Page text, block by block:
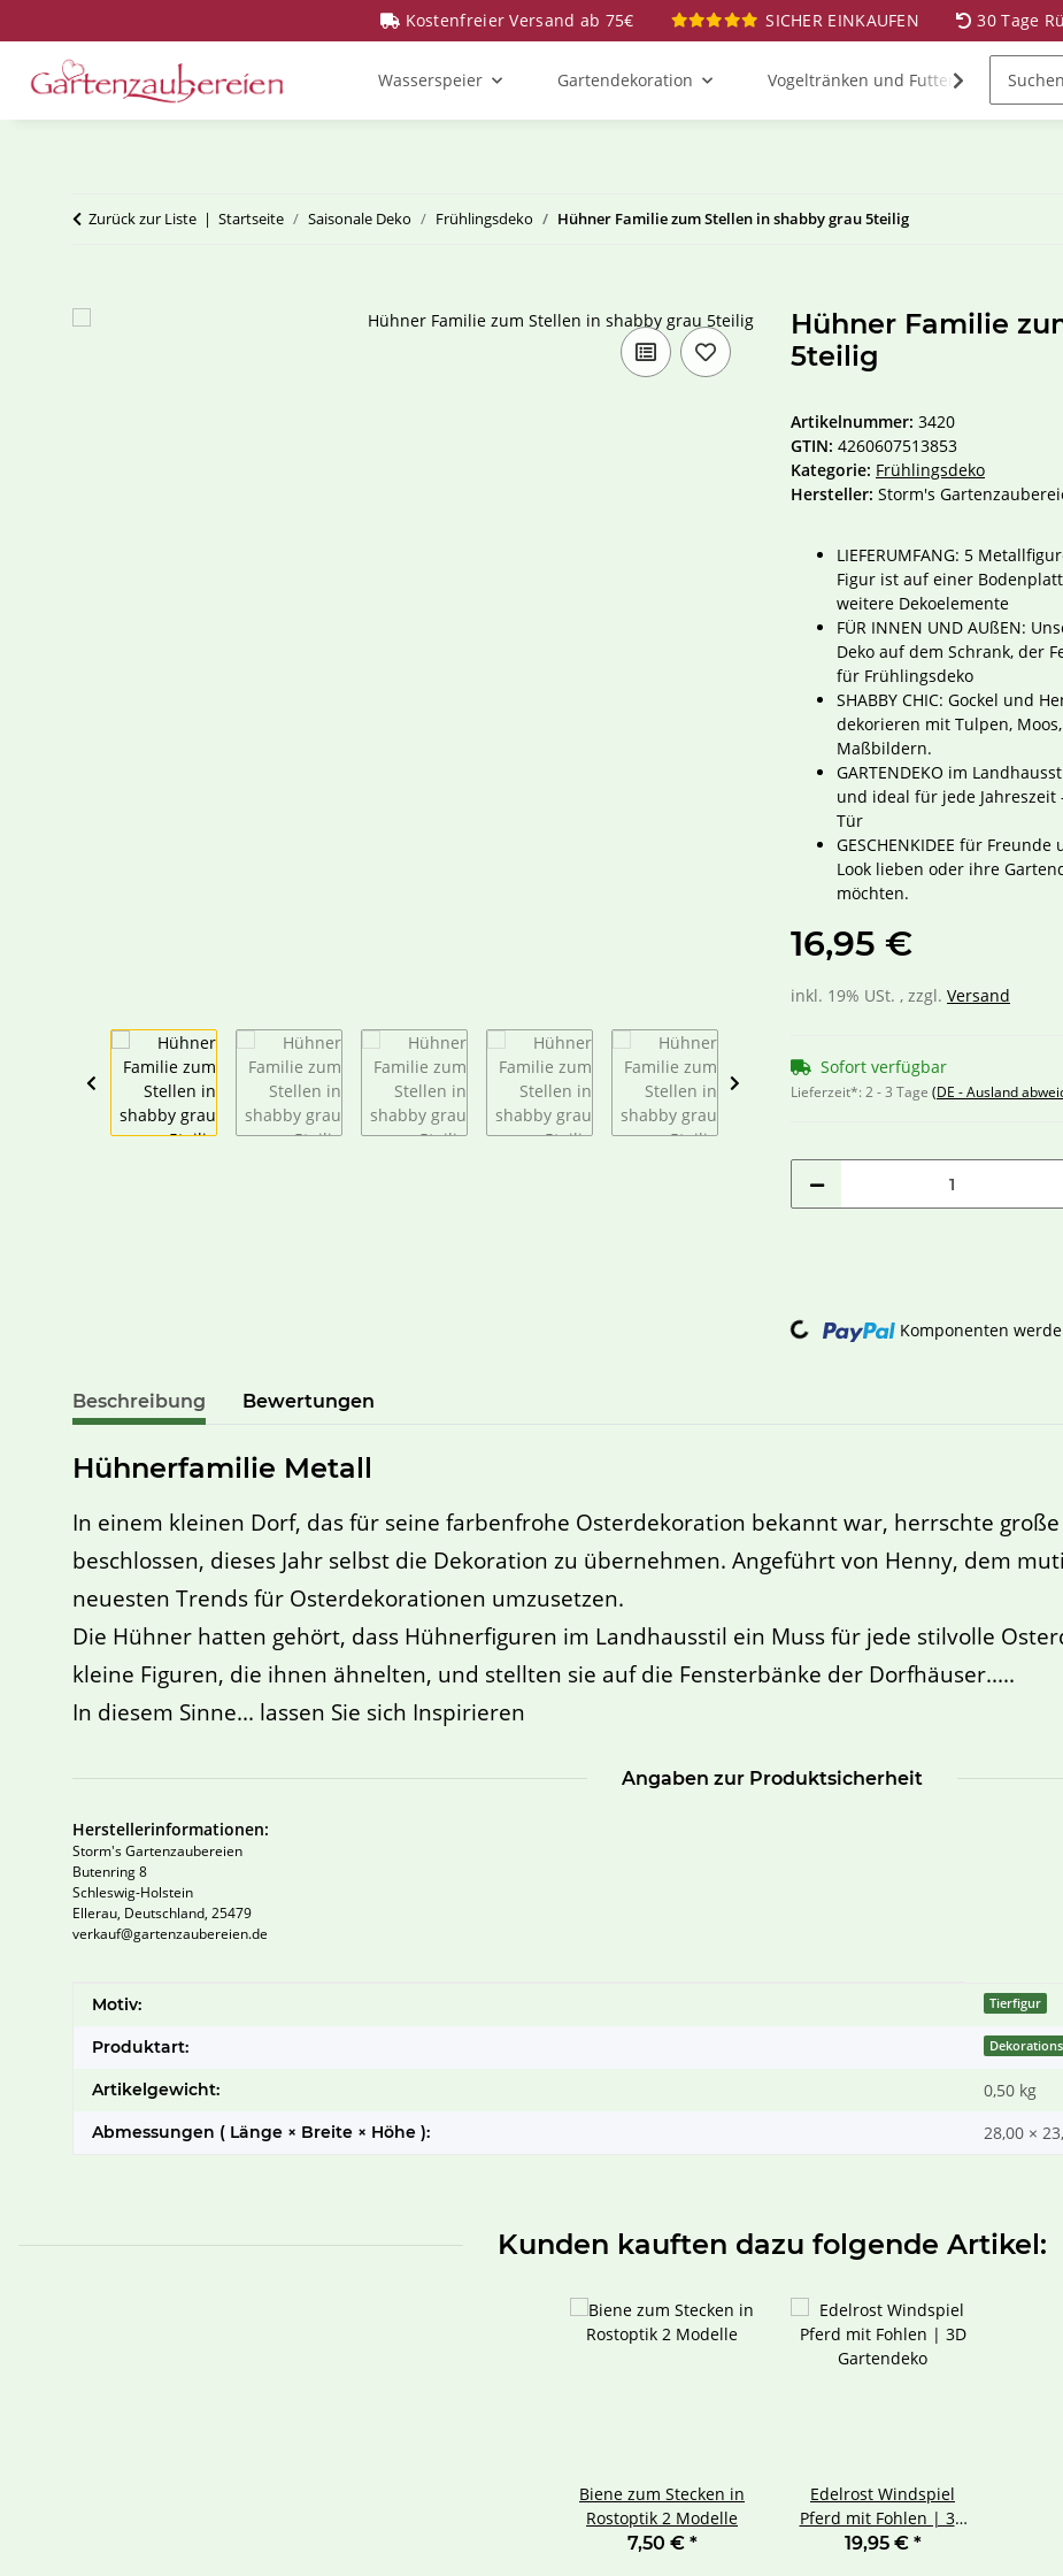
Kostenfreier Versand ab 75€ SICHER EINKAUFEN 30 Tage
Wasserspeier Gartendekoration Vogeltränken und Futterstationen
Zurück zur Liste Startseite Saisonale Deko Frühlingsdeko Hühner Familie zum Stellen in shabby grau 5teilig
Hühner Familie
5teilig
Artikelnummer: 3420
GTIN: 4260607513853
Kategorie: Frühlingsdeko
Hersteller: Storm's
LIEFERUMFANG: 5
Figur ist auf einer
weitere Dekoelemente
FÜR INNEN UND AUßEN:
Deko auf dem Schrank, der
für Frühlingsdeko
SHABBY CHIC: Gockel und
dekorieren mit Tulpen,
Maßbildern.
GARTENDEKO im
und ideal für jede
Tür
GESCHENKIDEE für
Look lieben oder ihre
möchten.
16,95 €
inkl. 19% USt. , zzgl. Versand
Sofort verfügbar
Lieferzeit*:2 - 3 Tage (DE - Ausland
Loading... Komponenten
Beschreibung Bewertungen
Hühnerfamilie Metall
In einem kleinen Dorf, das für seine farbenfrohe Osterdekoration bekannt war, herrschte
beschlossen, dieses Jahr selbst die Dekoration zu übernehmen. Angeführt von Henny, dem
neuesten Trends für Osterdekorationen umzusetzen.
Die Hühner hatten gehört, dass Hühnerfiguren im Landhausstil ein Muss für jede stilvolle
kleine Figuren, die ihnen ähnelten, und stellten sie auf die Fensterbänke der Dorfhäuser.....
In diesem Sinne... lassen Sie sich Inspirieren
Angaben zur Produktsicherheit
Herstellerinformationen:
Storm's Gartenzaubereien
Butenring 8
Schleswig-Holstein
Ellerau, Deutschland, 25479
verkauf@gartenzaubereien.de
Produkteigenschaft
Wert
Motiv: Tierfigur
Produktart:
Artikelgewicht: 0,50 kg
Abmessungen ( Länge × Breite × Höhe ): 28,00 ×
Kunden kauften dazu folgende Artikel:
Biene zum Stecken in
Rostoptik 2 Modelle
7,50 € *
Edelrost Windspiel
Pferd mit Fohlen | 3D
Gartendeko
19,95 € *